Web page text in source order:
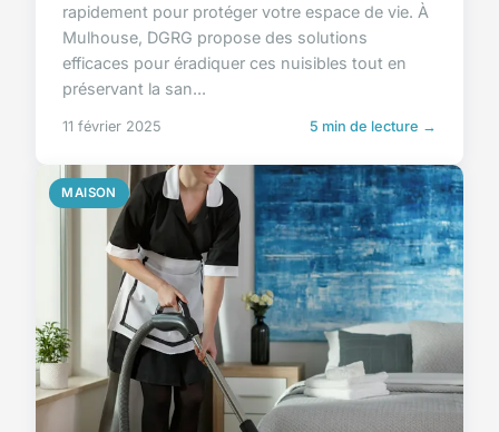
rapidement pour protéger votre espace de vie. À
Mulhouse, DGRG propose des solutions
efficaces pour éradiquer ces nuisibles tout en
préservant la san...
11 février 2025 5 min de lecture →
MAISON